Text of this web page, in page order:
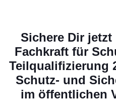
Sichere Dir
Fachkraft für
Teilqualifizierung
Schutz- und
im öffentlichen